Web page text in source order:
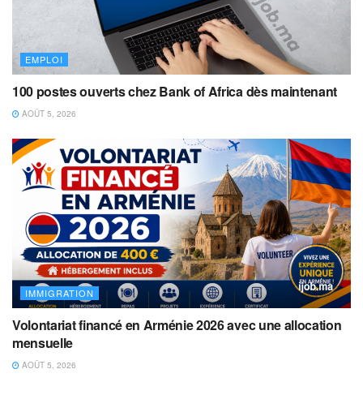
EMPLOI
100 postes ouverts chez Bank of Africa dès maintenant
AOÛT 5, 2026
IMMIGRATION
Volontariat financé en Arménie 2026 avec une allocation
mensuelle
AOÛT 5, 2026